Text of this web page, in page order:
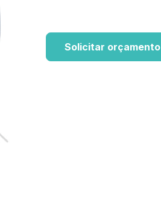
Solicitar orçamento